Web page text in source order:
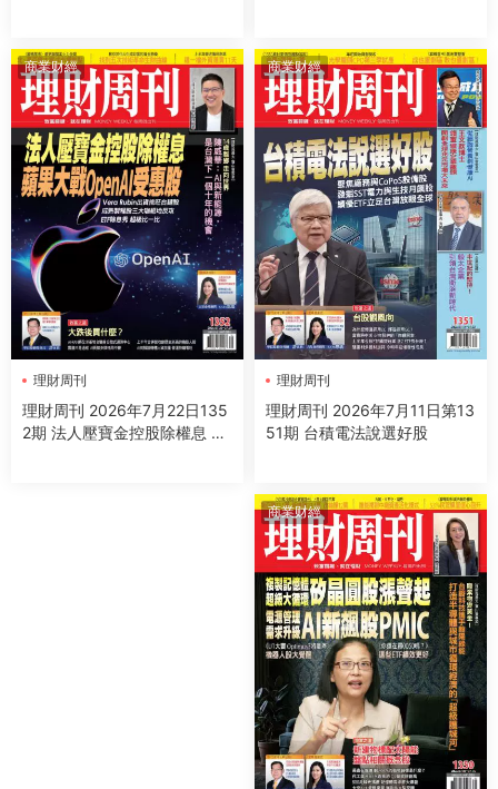
商業财經
理財周刊
理財周刊 2026年7月22日135
2期 法人壓寶金控股除權息 蘋
商業财經
理財周刊
理財周刊 2026年7月11日第13
51期 台積電法說選好股
商業财經